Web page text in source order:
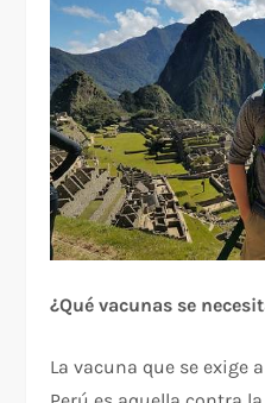
¿Qué vacunas se
La vacuna que se exige